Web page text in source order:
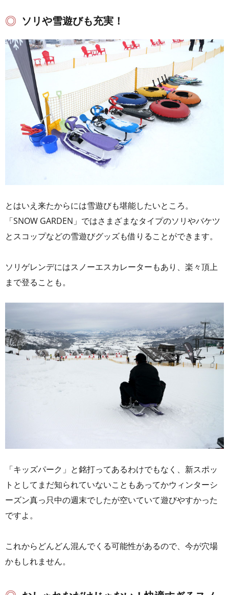
ソリや雪遊びも充実！
とはいえ来たからには雪遊びも堪能したいところ。
「SNOW GARDEN」ではさまざまなタイプのソリやバケツ
とスコップなどの雪遊びグッズも借りることができます。
ソリゲレンデにはスノーエスカレーターもあり、楽々頂上
まで登ることも。
「キッズパーク」と銘打ってあるわけでもなく、新スポッ
トとしてまだ知られていないこともあってかウィンターシ
ーズン真っ只中の週末でしたが空いていて遊びやすかった
ですよ。
これからどんどん混んでくる可能性があるので、今が穴場
かもしれません。